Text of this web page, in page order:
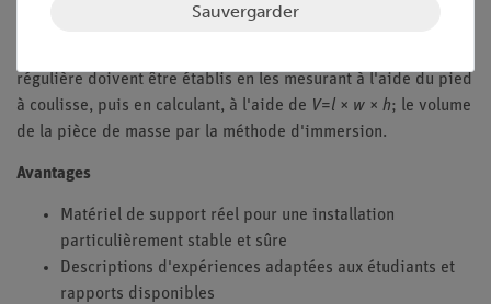
Les élèves doivent déterminer la masse de quatre objets
régulière doivent être établis en les mesurant à l'aide du pied
à coulisse, puis en calculant, à l'aide de V=l × w × h; le volume
de la pièce de masse par la méthode d'immersion.
Avantages
Matériel de support réel pour une installation
particulièrement stable et sûre
Descriptions d'expériences adaptées aux étudiants et
rapports disponibles
Sauvergarder